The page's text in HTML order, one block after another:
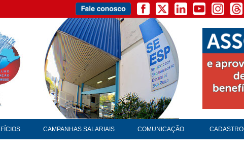
CAMPANHAS SALARIAIS COMUNICAÇÃO CADASTRO